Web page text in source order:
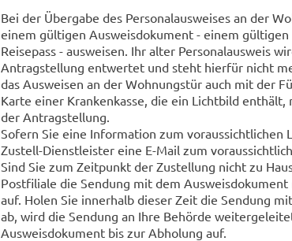
Bei der Übergabe des Personalausweises an der
einem gültigen Ausweisdokument - einem gültigen
Reisepass - ausweisen. Ihr alter Personalausweis
Antragstellung entwertet und steht hierfür nicht
das Ausweisen an der Wohnungstür auch mit der
Karte einer Krankenkasse, die ein Lichtbild
der Antragstellung.
Sofern Sie eine Information zum voraussichtlichen
Zustell-Dienstleister eine E-Mail zum
Sind Sie zum Zeitpunkt der Zustellung nicht zu
Postfiliale die Sendung mit dem
auf. Holen Sie innerhalb dieser Zeit die Sendung
ab, wird die Sendung an Ihre Behörde
Ausweisdokument bis zur Abholung auf.